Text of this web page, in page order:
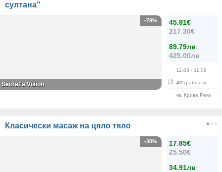
султана"
45.91€
217.30€
89.79лв
425.00лв
11.03 - 11.09
42 грабнати
кв. Крива Река
-79%
Secret's Vision
Класически масаж на цяло тяло
17.85€
25.50€
34.91лв
-30%